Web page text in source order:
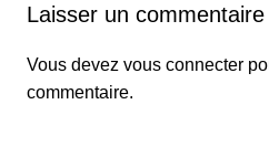
Laisser un commentaire
Vous devez vous connecter
commentaire.